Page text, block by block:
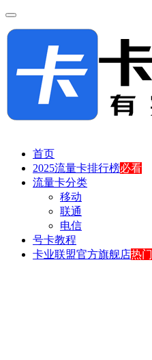
首页
2025流量卡排行榜必看
流量卡分类
移动
联通
电信
号卡教程
卡业联盟官方旗舰店热门